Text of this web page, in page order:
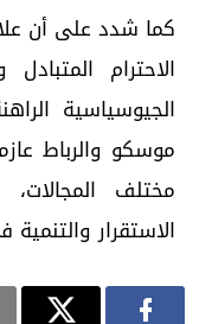
كما شدد على أن
الاحترام
الجيوسياسية
موسكو والرباط
مختلف
الاستقرار